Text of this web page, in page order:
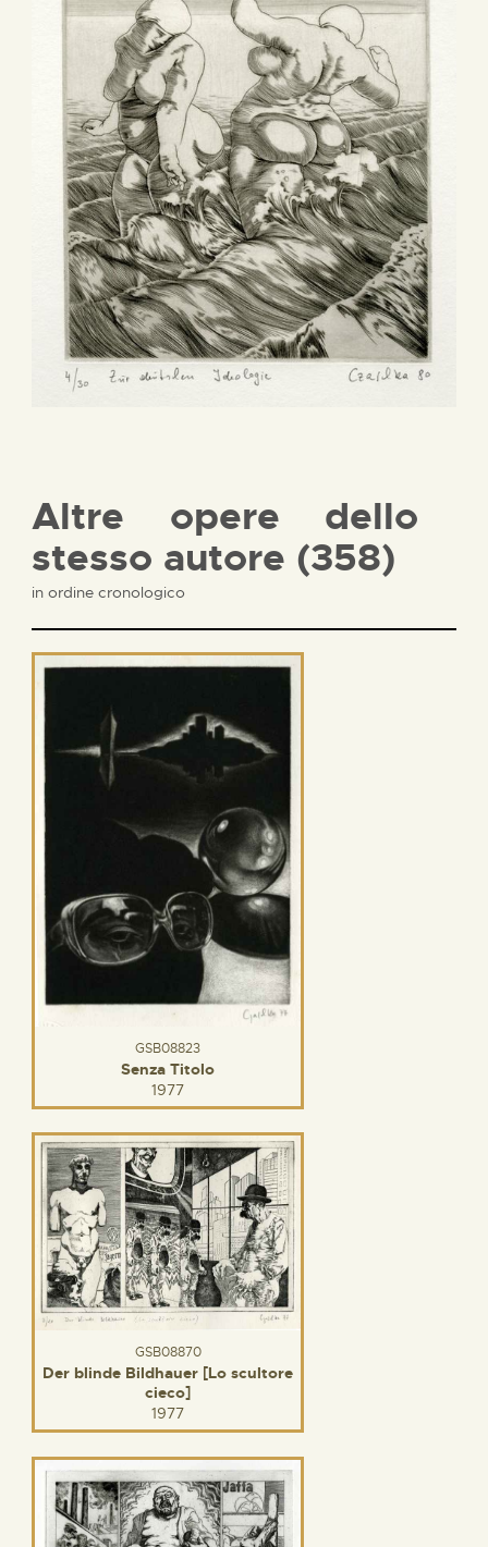
Altre opere dello
stesso autore (358)
in ordine cronologico
GSB08823
Senza Titolo
1977
GSB08870
Der blinde Bildhauer [Lo scultore
cieco]
1977